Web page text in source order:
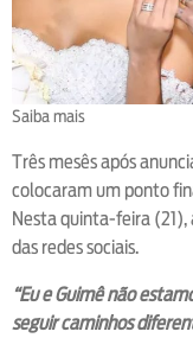
Saiba mais
Três mesês após
colocaram um ponto
Nesta quinta-feira
das redes sociais.
“Eu e Guimê não
seguir caminhos